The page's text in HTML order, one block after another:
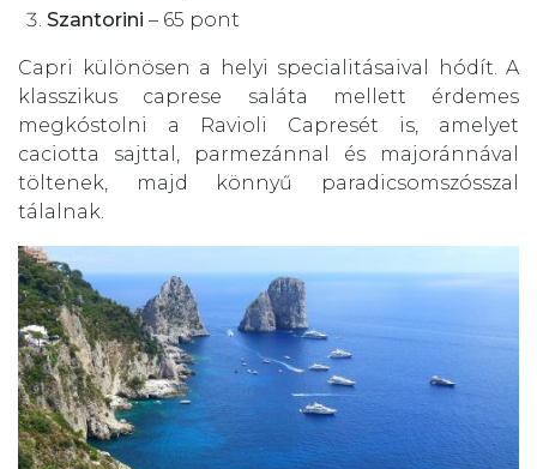
Szantorini – 65 pont
Capri különösen a helyi specialitásaival hódít. A
klasszikus caprese saláta mellett érdemes
megkóstolni a Ravioli Capresét is, amelyet
caciotta sajttal, parmezánnal és majoránnával
töltenek, majd könnyű paradicsomszósszal
tálalnak.